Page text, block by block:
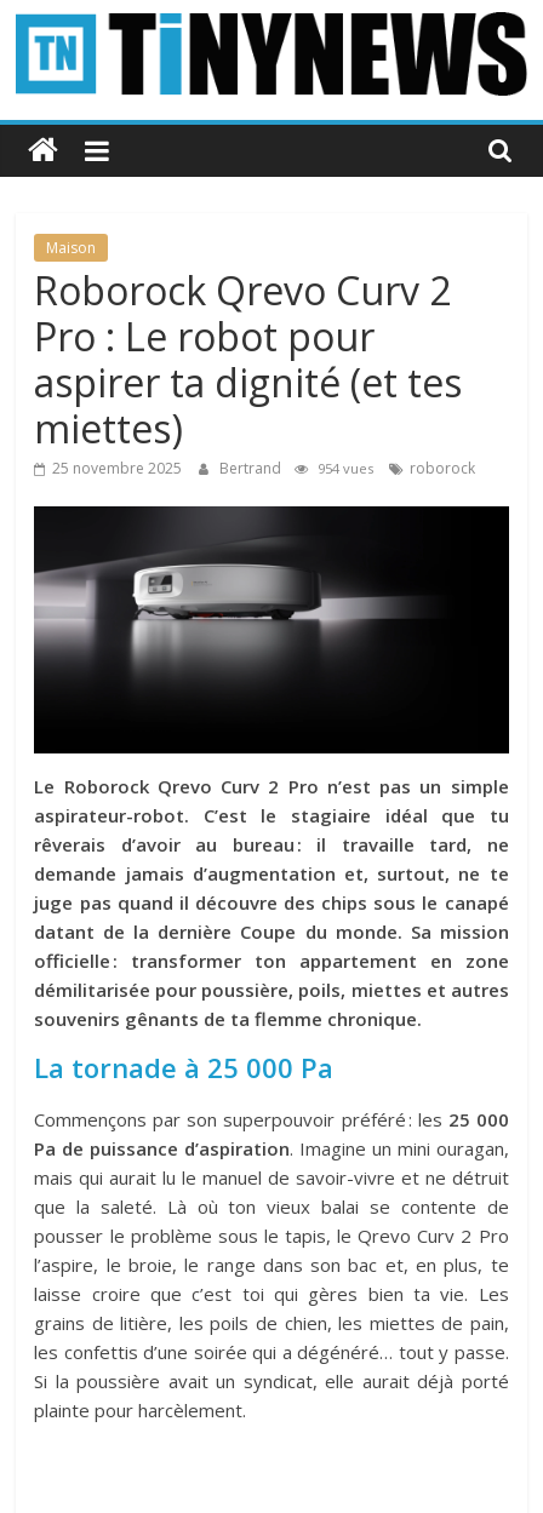
Passer
contenu
Tinynews
Le
belge
connecté
Maison
Roborock Qrevo Curv 2
Pro : Le robot pour
aspirer ta dignité (et tes
miettes)
25 novembre 2025 Bertrand 954 vues roborock
Le Roborock Qrevo Curv 2 Pro n’est pas un simple
aspirateur-robot. C’est le stagiaire idéal que tu
rêverais d’avoir au bureau : il travaille tard, ne
demande jamais d’augmentation et, surtout, ne te
juge pas quand il découvre des chips sous le canapé
datant de la dernière Coupe du monde. Sa mission
officielle : transformer ton appartement en zone
démilitarisée pour poussière, poils, miettes et autres
souvenirs gênants de ta flemme chronique.
La tornade à 25 000 Pa
Commençons par son superpouvoir préféré : les 25 000
Pa de puissance d’aspiration. Imagine un mini ouragan,
mais qui aurait lu le manuel de savoir-vivre et ne détruit
que la saleté. Là où ton vieux balai se contente de
pousser le problème sous le tapis, le Qrevo Curv 2 Pro
l’aspire, le broie, le range dans son bac et, en plus, te
laisse croire que c’est toi qui gères bien ta vie. Les
grains de litière, les poils de chien, les miettes de pain,
les confettis d’une soirée qui a dégénéré… tout y passe.
Si la poussière avait un syndicat, elle aurait déjà porté
plainte pour harcèlement.